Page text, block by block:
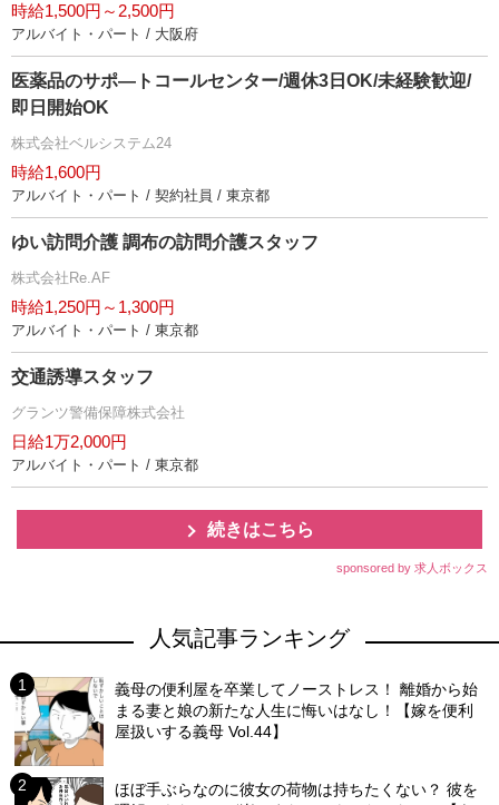
時給1,500円～2,500円
アルバイト・パート / 大阪府
医薬品のサポ―トコールセンター/週休3日OK/未経験歓迎/
即日開始OK
株式会社ベルシステム24
時給1,600円
アルバイト・パート / 契約社員 / 東京都
ゆい訪問介護 調布の訪問介護スタッフ
株式会社Re.AF
時給1,250円～1,300円
アルバイト・パート / 東京都
交通誘導スタッフ
グランツ警備保障株式会社
日給1万2,000円
アルバイト・パート / 東京都
続きはこちら
sponsored by 求人ボックス
人気記事ランキング
義母の便利屋を卒業してノーストレス！ 離婚から始
まる妻と娘の新たな人生に悔いはなし！【嫁を便利
屋扱いする義母 Vol.44】
ほぼ手ぶらなのに彼女の荷物は持ちたくない？ 彼を